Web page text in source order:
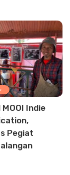
Indie
Pegiat